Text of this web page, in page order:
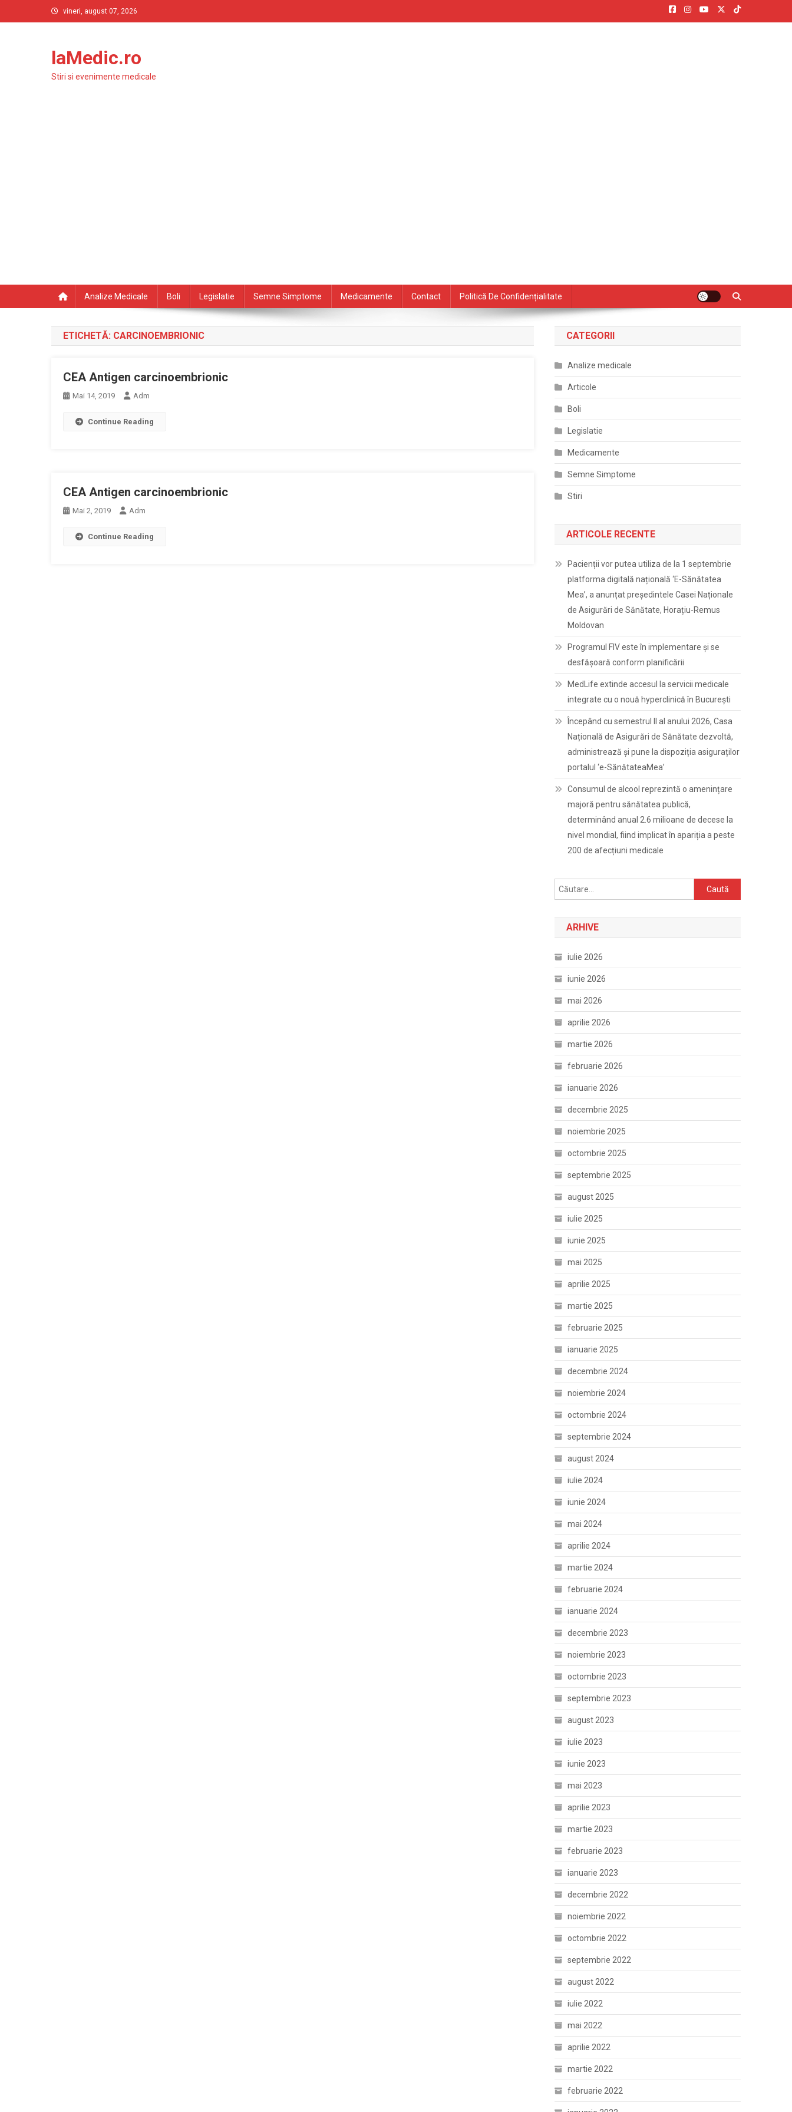
to
vineri, august 07, 2026
laMedic.ro
Stiri si evenimente medicale
Analize Medicale Boli Legislatie Semne Simptome Medicamente Contact Politică De Confidențialitate
ETICHETĂ: CARCINOEMBRIONIC
CEA Antigen carcinoembrionic
Mai 14, 2019 Adm
Continue Reading
CEA Antigen carcinoembrionic
Mai 2, 2019 Adm
Continue Reading
CATEGORII
Analize medicale
Articole
Boli
Legislatie
Medicamente
Semne Simptome
Stiri
ARTICOLE RECENTE
Pacienții vor putea utiliza de la 1 septembrie
platforma digitală națională ‘E-Sănătatea
Mea’, a anunțat președintele Casei Naționale
de Asigurări de Sănătate, Horațiu-Remus
Moldovan
Programul FIV este în implementare și se
desfășoară conform planificării
MedLife extinde accesul la servicii medicale
integrate cu o nouă hyperclinică în București
Începând cu semestrul II al anului 2026, Casa
Națională de Asigurări de Sănătate dezvoltă,
administrează și pune la dispoziția asiguraților
portalul ‘e-SănătateaMea’
Consumul de alcool reprezintă o amenințare
majoră pentru sănătatea publică,
determinând anual 2.6 milioane de decese la
nivel mondial, fiind implicat în apariția a peste
200 de afecțiuni medicale
Caută
după:
ARHIVE
iulie 2026
iunie 2026
mai 2026
aprilie 2026
martie 2026
februarie 2026
ianuarie 2026
decembrie 2025
noiembrie 2025
octombrie 2025
septembrie 2025
august 2025
iulie 2025
iunie 2025
mai 2025
aprilie 2025
martie 2025
februarie 2025
ianuarie 2025
decembrie 2024
noiembrie 2024
octombrie 2024
septembrie 2024
august 2024
iulie 2024
iunie 2024
mai 2024
aprilie 2024
martie 2024
februarie 2024
ianuarie 2024
decembrie 2023
noiembrie 2023
octombrie 2023
septembrie 2023
august 2023
iulie 2023
iunie 2023
mai 2023
aprilie 2023
martie 2023
februarie 2023
ianuarie 2023
decembrie 2022
noiembrie 2022
octombrie 2022
septembrie 2022
august 2022
iulie 2022
mai 2022
aprilie 2022
martie 2022
februarie 2022